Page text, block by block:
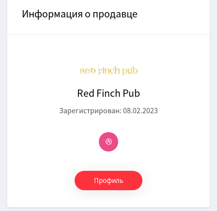
Информация о продавце
Red Finch Pub
Зарегистрирован: 08.02.2023
Профиль